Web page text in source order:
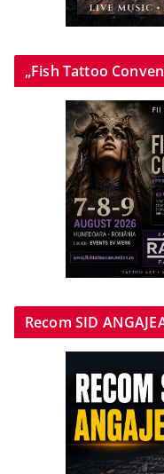
„Fish Tattoo
Recom SID